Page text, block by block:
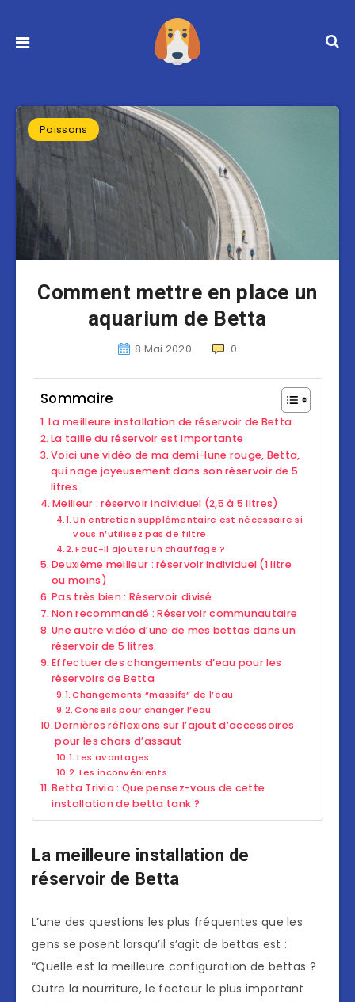
Poissons
Comment mettre en place un
aquarium de Betta
8 Mai 2020 0
Sommaire
La meilleure installation de réservoir de Betta
La taille du réservoir est importante
Voici une vidéo de ma demi-lune rouge, Betta,
qui nage joyeusement dans son réservoir de 5
litres.
Meilleur : réservoir individuel (2,5 à 5 litres)
Un entretien supplémentaire est nécessaire si
vous n’utilisez pas de filtre
Faut-il ajouter un chauffage ?
Deuxième meilleur : réservoir individuel (1 litre
ou moins)
Pas très bien : Réservoir divisé
Non recommandé : Réservoir communautaire
Une autre vidéo d’une de mes bettas dans un
réservoir de 5 litres.
Effectuer des changements d’eau pour les
réservoirs de Betta
Changements “massifs” de l’eau
Conseils pour changer l’eau
Dernières réflexions sur l’ajout d’accessoires
pour les chars d’assaut
Les avantages
Les inconvénients
Betta Trivia : Que pensez-vous de cette
installation de betta tank ?
La meilleure installation de
réservoir de Betta
L’une des questions les plus fréquentes que les
gens se posent lorsqu’il s’agit de bettas est :
“Quelle est la meilleure configuration de bettas ?
Outre la nourriture, le facteur le plus important